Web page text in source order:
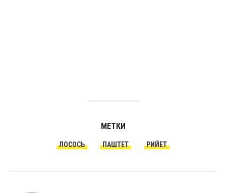
МЕТКИ
ЛОСОСЬ ПАШТЕТ РИЙЕТ